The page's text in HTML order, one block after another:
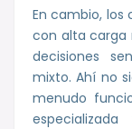
En cambio, los
con alta carga
decisiones
mixto. Ahí no
menudo